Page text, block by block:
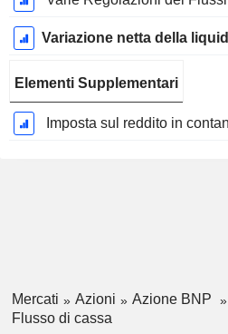
Variazione netta della
Elementi Supplementari
Imposta sul reddito in
Mercati Azioni Azione BNP
Flusso di cassa